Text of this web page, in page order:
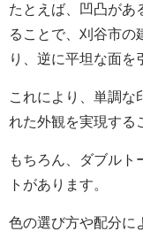
たとえば、凹凸があ
ることで、刈谷市の
り、逆に平坦な面を
これにより、単調な
れた外観を実現する
もちろん、ダブルト
トがあります。
色の選び方や配分に